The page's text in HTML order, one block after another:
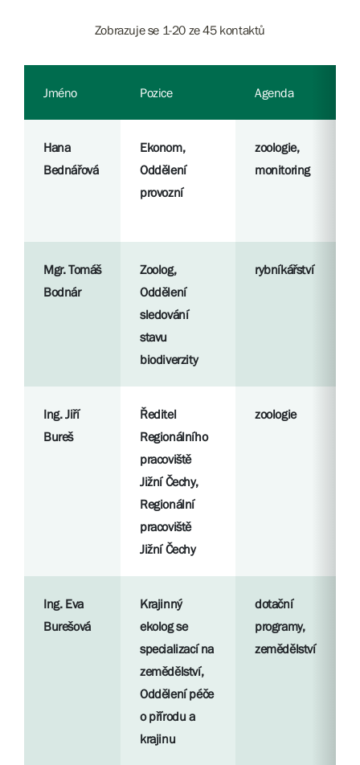
Zobrazuje se 1-20 ze 45 kontaktů
Jméno Pozice Agenda
Hana
Bednářová
Ekonom,
Oddělení
provozní
zoologie,
monitoring
Mgr. Tomáš
Bodnár
Zoolog,
Oddělení
sledování
stavu
biodiverzity
rybníkářství
Ing. Jiří
Bureš
Ředitel
Regionálního
pracoviště
Jižní Čechy,
Regionální
pracoviště
Jižní Čechy
zoologie
Ing. Eva
Burešová
Krajinný
ekolog se
specializací na
zemědělství,
Oddělení péče
o přírodu a
krajinu
dotační
programy,
zemědělství